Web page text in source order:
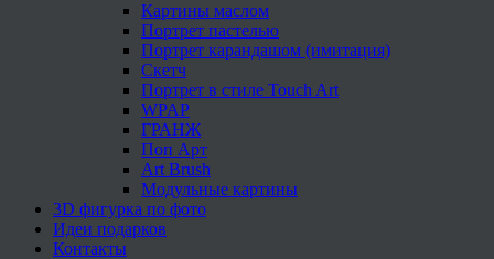
Картины маслом
Портрет пастелью
Портрет карандашом (имитация)
Скетч
Портрет в стиле Touch Art
WPAP
ГРАНЖ
Поп Арт
Art Brush
Модульные картины
3D фигурка по фото
Идеи подарков
Контакты